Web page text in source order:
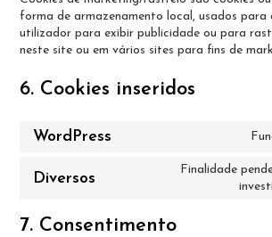
forma de armazenamento local, usados para
utilizador para exibir publicidade ou para
neste site ou em vários sites para fins de
6. Cookies inseridos
WordPress
Diversos
Finalidade
7. Consentimento